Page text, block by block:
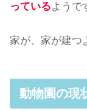
っているようで
家が、家が建つ
動物園の現